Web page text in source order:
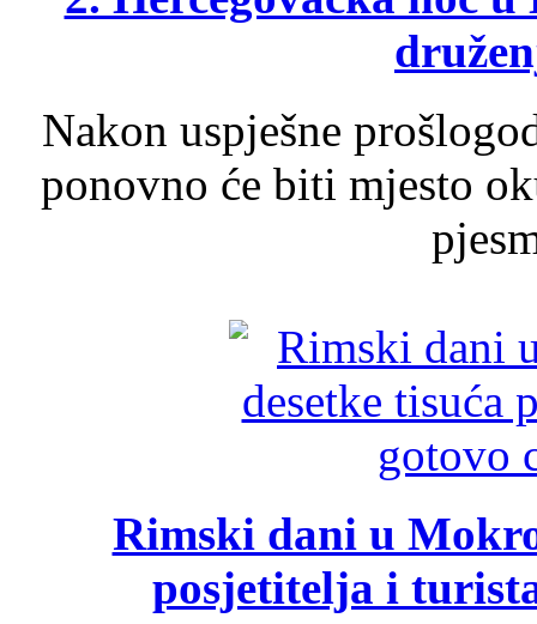
Nakon uspješne
ponovno će biti mjesto
Rimski dani u
posjetitelja i